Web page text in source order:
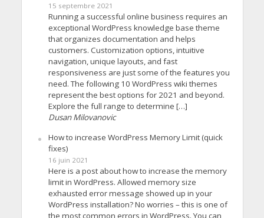
15 septembre 2021
Running a successful online business requires an
exceptional WordPress knowledge base theme
that organizes documentation and helps
customers. Customization options, intuitive
navigation, unique layouts, and fast
responsiveness are just some of the features you
need. The following 10 WordPress wiki themes
represent the best options for 2021 and beyond.
Explore the full range to determine […]
Dusan Milovanovic
How to increase WordPress Memory Limit (quick
fixes)
16 juin 2021
Here is a post about how to increase the memory
limit in WordPress. Allowed memory size
exhausted error message showed up in your
WordPress installation? No worries – this is one of
the most common errors in WordPress. You can